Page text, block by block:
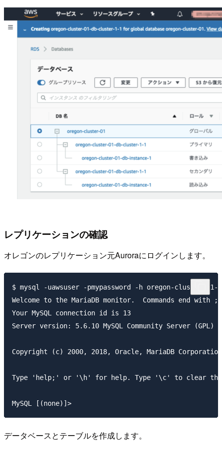
レプリケーションの確認
オレゴンのレプリケーション元Auroraにログインします。
$ mysql -uawsuser -pmypassword -h oregon-cluster-
Welcome to the MariaDB monitor.  Commands end with
Your MySQL connection id is 13
Server version: 5.6.10 MySQL Community Server (GPL)
Copyright (c) 2000, 2018, Oracle, MariaDB
Type 'help;' or '\h' for help. Type '\c' to clear the
MySQL [(none)]>
データベースとテーブルを作成します。